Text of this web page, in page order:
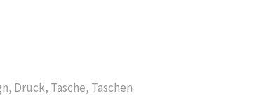
, Druck, Tasche, Taschen